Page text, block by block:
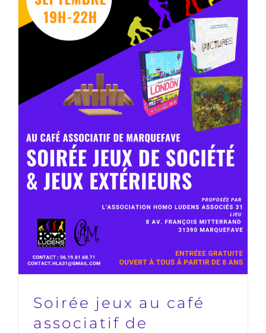
Soirée jeux au café associatif de
Marquefave (samedi 10 septembre
de 19h à 22h)
HLA31
Soirée jeux au café
associatif de